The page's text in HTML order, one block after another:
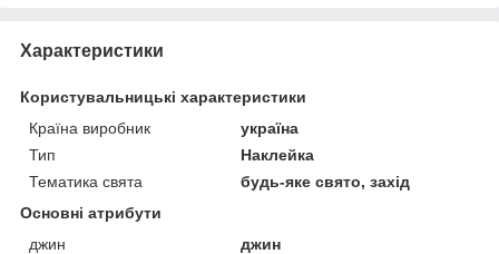
Характеристики
Користувальницькі характеристики
Країна виробник
україна
Тип
Наклейка
Тематика свята
будь-яке свято, захід
Основні атрибути
джин
джин